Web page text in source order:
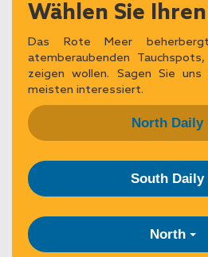
Wählen Sie
Das Rote Meer
atemberaubenden
zeigen wollen. Sagen Sie
meisten interessiert.
North Daily
South Daily
North